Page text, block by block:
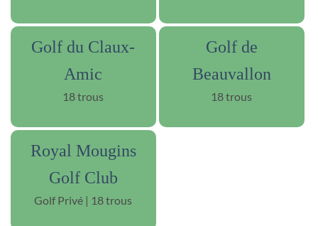
Golf du Claux-
Amic
18 trous
Golf de
Beauvallon
18 trous
Royal Mougins
Golf Club
Golf Privé | 18 trous